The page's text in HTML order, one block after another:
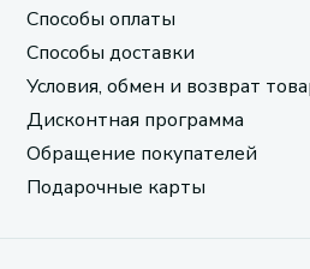
Способы оплаты
Способы доставки
Условия, обмен и возврат
Дисконтная программа
Обращение покупателей
Подарочные карты